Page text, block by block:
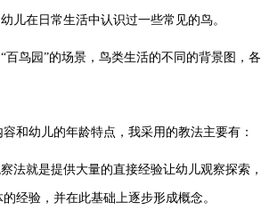
在日常生活中认识过一些常见的鸟。
鸟园”的场景，鸟类生活的不同的背景图，各
幼儿的年龄特点，我采用的教法主要有：
就是提供大量的直接经验让幼儿观察探索
经验，并在此基础上逐步形成概念。